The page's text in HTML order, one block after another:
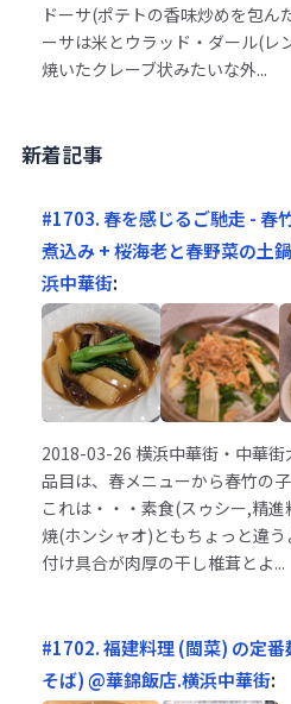
ドーサ(ポテトの香味炒めを包ん
ーサは米とウラッド・ダール(レ
焼いたクレーブ状みたいな外...
新着記事
#1703. 春を感じるご馳走 - 春
煮込み + 桜海老と春野菜の土
浜中華街:
2018-03-26 横浜中華街・中華
品目は、春メニューから春竹の
これは・・・素食(スゥシー,精
焼(ホンシャオ)ともちょっと違
付け具合が肉厚の干し椎茸とよ...
#1702. 福建料理 (閩菜) の定
そば) @華錦飯店.横浜中華街: